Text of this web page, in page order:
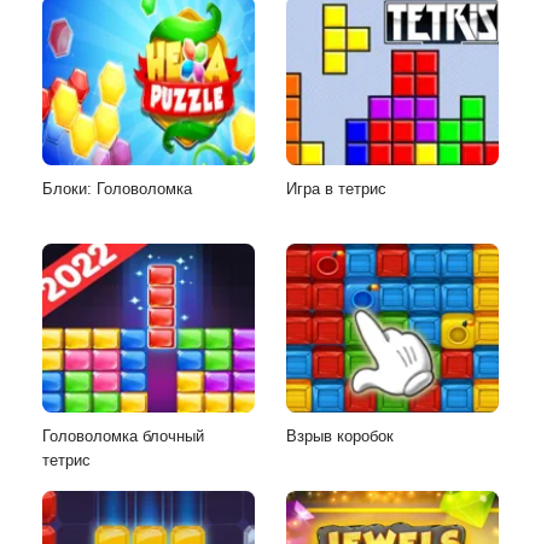
Блоки: Головоломка Игра в тетрис
Головоломка блочный
тетрис
Взрыв коробок